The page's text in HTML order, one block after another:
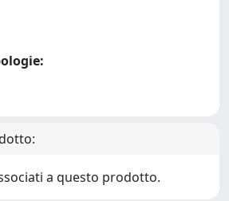
a questo prodotto.